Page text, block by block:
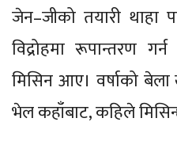
जेन–जीको तयारी थाहा
विद्रोहमा रूपान्तरण
मिसिन आए। वर्षाको
भेल कहाँबाट, कहिले